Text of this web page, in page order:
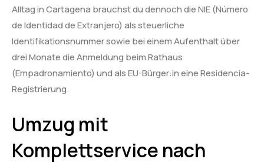
Alltag in Cartagena brauchst du dennoch die NIE (Número
de Identidad de Extranjero) als steuerliche
Identifikationsnummer sowie bei einem Aufenthalt über
drei Monate die Anmeldung beim Rathaus
(Empadronamiento) und als EU-Bürger:in eine Residencia-
Registrierung.
Umzug mit
Komplettservice nach